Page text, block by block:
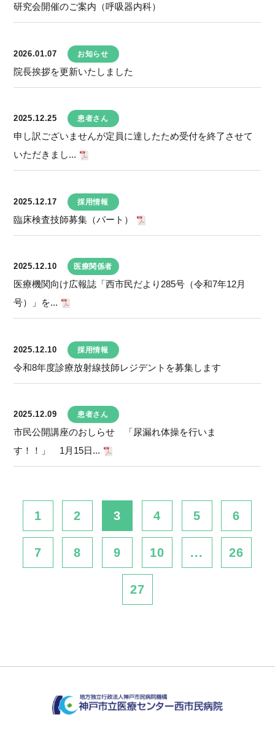
研究会開催のご案内（呼吸器内科）
2026.01.07 お知らせ
院長挨拶を更新いたしました
2025.12.25 患者さん
申し訳ございませんが定員に達したため受付を終了させて
いただきまし...
2025.12.17 採用情報
臨床検査技師募集（パート）
2025.12.10 医療関係者
医療機関向け広報誌「西市民だより285号（令和7年12月
号）」を...
2025.12.10 採用情報
令和8年度診療放射線技師レジデントを募集します
2025.12.09 患者さん
市民公開講座のおしらせ 「尿漏れ体操を行いま
す！！」 1月15日...
1 2 3 4 5 6
7 8 9 10 ... 26
27